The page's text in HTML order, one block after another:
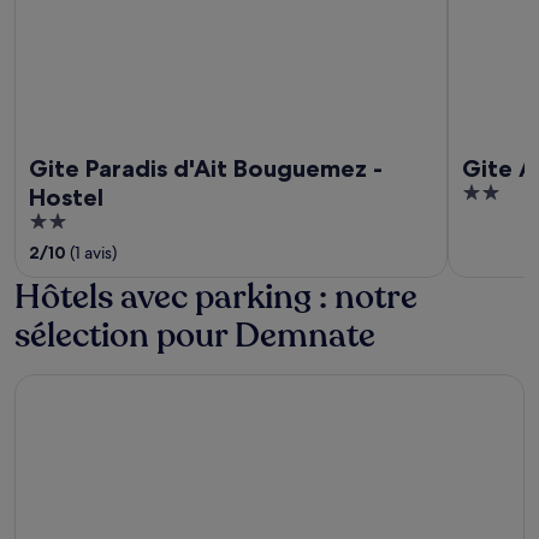
Gite Paradis d'Ait Bouguemez -
Hostel
2
out
5
2/10 (1 avis)
Gite
2
Hôtels avec parking : notre
sélection pour Demnate